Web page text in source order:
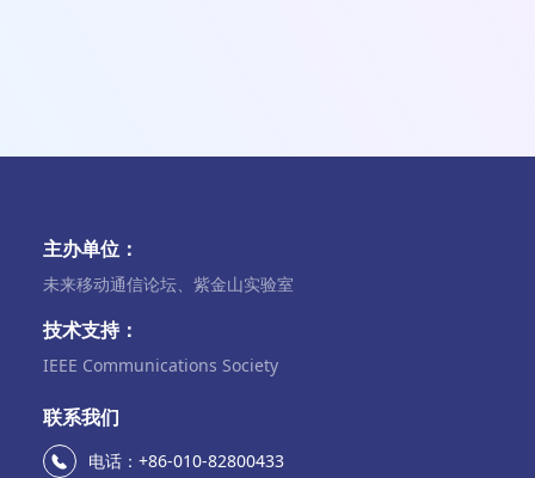
主办单位：
未来移动通信论坛、紫金山实验室
技术支持：
IEEE Communications Society
联系我们
电话：+86-010-82800433